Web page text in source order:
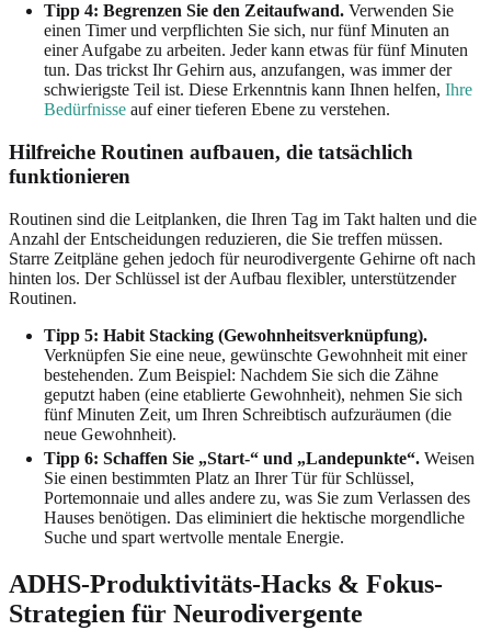
Tipp 4: Begrenzen Sie den Zeitaufwand. Verwenden Sie
einen Timer und verpflichten Sie sich, nur fünf Minuten an
einer Aufgabe zu arbeiten. Jeder kann etwas für fünf Minuten
tun. Das trickst Ihr Gehirn aus, anzufangen, was immer der
schwierigste Teil ist. Diese Erkenntnis kann Ihnen helfen, Ihre
Bedürfnisse auf einer tieferen Ebene zu verstehen.
Hilfreiche Routinen aufbauen, die tatsächlich
funktionieren
Routinen sind die Leitplanken, die Ihren Tag im Takt halten und die
Anzahl der Entscheidungen reduzieren, die Sie treffen müssen.
Starre Zeitpläne gehen jedoch für neurodivergente Gehirne oft nach
hinten los. Der Schlüssel ist der Aufbau flexibler, unterstützender
Routinen.
Tipp 5: Habit Stacking (Gewohnheitsverknüpfung).
Verknüpfen Sie eine neue, gewünschte Gewohnheit mit einer
bestehenden. Zum Beispiel: Nachdem Sie sich die Zähne
geputzt haben (eine etablierte Gewohnheit), nehmen Sie sich
fünf Minuten Zeit, um Ihren Schreibtisch aufzuräumen (die
neue Gewohnheit).
Tipp 6: Schaffen Sie „Start-“ und „Landepunkte“. Weisen
Sie einen bestimmten Platz an Ihrer Tür für Schlüssel,
Portemonnaie und alles andere zu, was Sie zum Verlassen des
Hauses benötigen. Das eliminiert die hektische morgendliche
Suche und spart wertvolle mentale Energie.
ADHS-Produktivitäts-Hacks & Fokus-
Strategien für Neurodivergente